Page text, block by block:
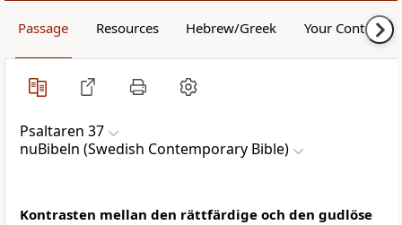
Passage Resources Hebrew/Greek Your Content
Psaltaren 37
nuBibeln (Swedish Contemporary Bible)
Kontrasten mellan den rättfärdige och den gudlöse